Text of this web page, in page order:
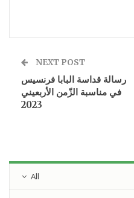
NEXT POST
رسالة قداسة البابا فرنسيس
في مناسبة الزّمن الأربعيني
2023
All